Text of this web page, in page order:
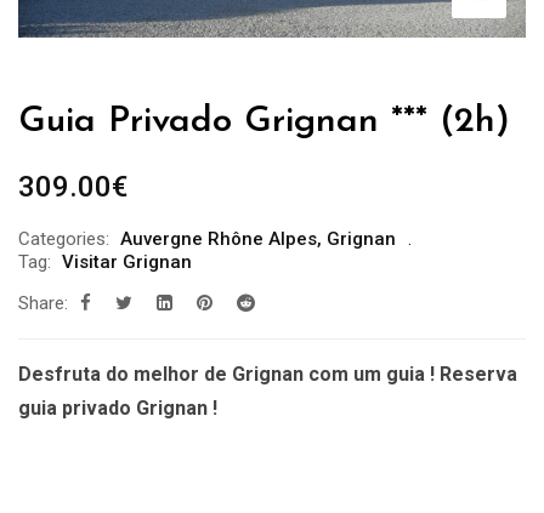
Guia Privado Grignan *** (2h)
309.00€
Categories: Auvergne Rhône Alpes, Grignan
Tag: Visitar Grignan
Share:
Desfruta do melhor de Grignan com um guia ! Reserva
guia privado Grignan !